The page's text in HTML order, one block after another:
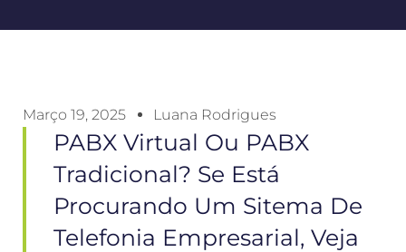
Março 19, 2025 Luana Rodrigues
PABX Virtual Ou PABX
Tradicional? Se Está
Procurando Um Sitema De
Telefonia Empresarial, Veja